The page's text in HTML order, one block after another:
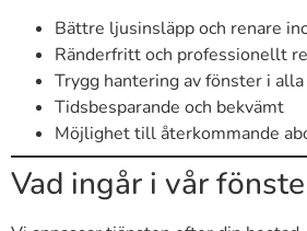
Bättre ljusinsläpp och renare
Ränderfritt och professionellt
Trygg hantering av fönster i
Tidsbesparande och bekvämt
Möjlighet till återkommande
Vad ingår i vår